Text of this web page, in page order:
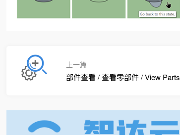
上一篇
部件查看 / 查看零部件 / View Parts